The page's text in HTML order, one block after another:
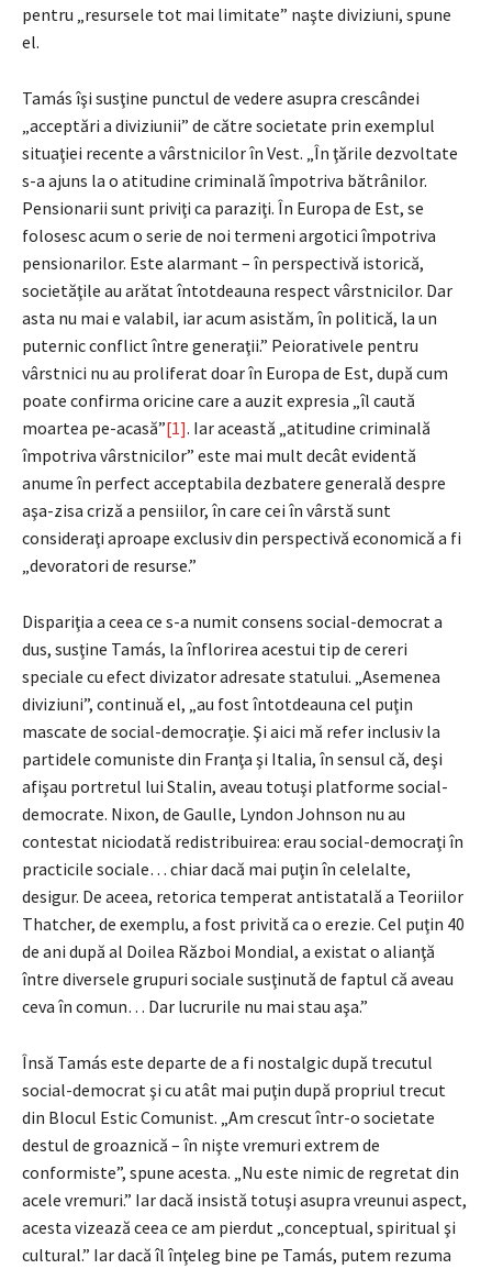
pentru „resursele tot mai limitate” naşte diviziuni, spune
el.
Tamás îşi susţine punctul de vedere asupra crescândei
„acceptări a diviziunii” de către societate prin exemplul
situaţiei recente a vârstnicilor în Vest. „În ţările dezvoltate
s-a ajuns la o atitudine criminală împotriva bătrânilor.
Pensionarii sunt priviţi ca paraziţi. În Europa de Est, se
folosesc acum o serie de noi termeni argotici împotriva
pensionarilor. Este alarmant – în perspectivă istorică,
societăţile au arătat întotdeauna respect vârstnicilor. Dar
asta nu mai e valabil, iar acum asistăm, în politică, la un
puternic conflict între generaţii.” Peiorativele pentru
vârstnici nu au proliferat doar în Europa de Est, după cum
poate confirma oricine care a auzit expresia „îl caută
moartea pe-acasă”[1]. Iar această „atitudine criminală
împotriva vârstnicilor” este mai mult decât evidentă
anume în perfect acceptabila dezbatere generală despre
aşa-zisa criză a pensiilor, în care cei în vârstă sunt
consideraţi aproape exclusiv din perspectivă economică a fi
„devoratori de resurse.”
Dispariţia a ceea ce s-a numit consens social-democrat a
dus, susţine Tamás, la înflorirea acestui tip de cereri
speciale cu efect divizator adresate statului. „Asemenea
diviziuni”, continuă el, „au fost întotdeauna cel puţin
mascate de social-democraţie. Şi aici mă refer inclusiv la
partidele comuniste din Franţa şi Italia, în sensul că, deşi
afişau portretul lui Stalin, aveau totuşi platforme social-
democrate. Nixon, de Gaulle, Lyndon Johnson nu au
contestat niciodată redistribuirea: erau social-democraţi în
practicile sociale… chiar dacă mai puţin în celelalte,
desigur. De aceea, retorica temperat antistatală a Teoriilor
Thatcher, de exemplu, a fost privită ca o erezie. Cel puţin 40
de ani după al Doilea Război Mondial, a existat o alianţă
între diversele grupuri sociale susţinută de faptul că aveau
ceva în comun… Dar lucrurile nu mai stau aşa.”
Însă Tamás este departe de a fi nostalgic după trecutul
social-democrat şi cu atât mai puţin după propriul trecut
din Blocul Estic Comunist. „Am crescut într-o societate
destul de groaznică – în nişte vremuri extrem de
conformiste”, spune acesta. „Nu este nimic de regretat din
acele vremuri.” Iar dacă insistă totuşi asupra vreunui aspect,
acesta vizează ceea ce am pierdut „conceptual, spiritual şi
cultural.” Iar dacă îl înţeleg bine pe Tamás, putem rezuma